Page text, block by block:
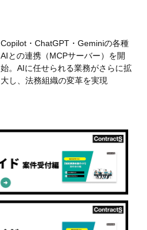
Copilot・ChatGPT・Geminiの各種
AIとの連携（MCPサーバー）を開
始。AIに任せられる業務がさらに拡
大し、法務組織の変革を実現